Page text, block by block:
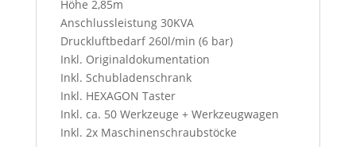
c
e
p
t
o
u
r
t
Höhe 2,85m
Anschlussleistung 30KVA
Druckluftbedarf 260l/min (6 bar)
Inkl. Originaldokumentation
Inkl. Schubladenschrank
Inkl. HEXAGON Taster
Inkl. ca. 50 Werkzeuge + Werkzeugwagen
Inkl. 2x Maschinenschraubstöcke